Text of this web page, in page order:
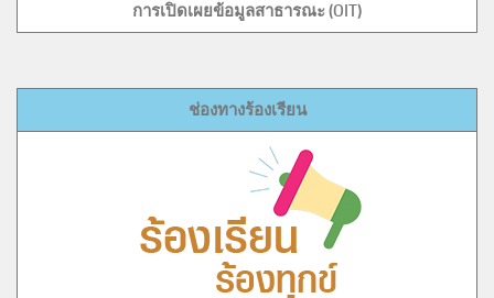
การเปิดเผยข้อมูลสาธารณะ (OIT)
ช่องทางร้องเรียน